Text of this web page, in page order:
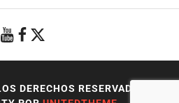
DERECHOS RESERVADOS